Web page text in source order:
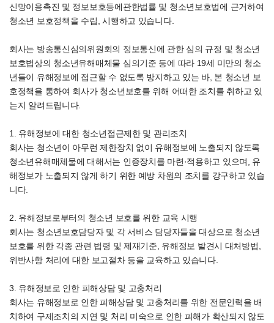
신망이용촉진 및 정보보호등에관한법률 및 청소년보호법에 근거하여
청소년 보호정책을 수립, 시행하고 있습니다.
회사는 방송통신심의위원회의 정보통신에 관한 심의 규정 및 청소년
보호법상의 청소년유해매체물 심의기준 등에 따라 19세 미만의 청소
년들이 유해정보에 접근할 수 없도록 방지하고 있는 바, 본 청소년 보
호정책을 통하여 회사가 청소년보호를 위해 어떠한 조치를 취하고 있
는지 알려드립니다.
1. 유해정보에 대한 청소년접근제한 및 관리조치
회사는 청소년이 아무런 제한장치 없이 유해정보에 노출되지 않도록
청소년유해매체물에 대해서는 인증장치를 마련·적용하고 있으며, 유
해정보가 노출되지 않게 하기 위한 예방 차원의 조치를 강구하고 있습
니다.
2. 유해정보로부터의 청소년 보호를 위한 교육 시행
회사는 청소년보호담당자 및 각 서비스 담당자들을 대상으로 청소년
보호를 위한 각종 관련 법령 및 제재기준, 유해정보 발견시 대처방법,
위반사항 처리에 대한 보고절차 등을 교육하고 있습니다.
3. 유해정보로 인한 피해상담 및 고충처리
회사는 유해정보로 인한 피해상담 및 고충처리를 위한 전문인력을 배
치하여 구제조치의 지연 및 처리 미숙으로 인한 피해가 확산되지 않도